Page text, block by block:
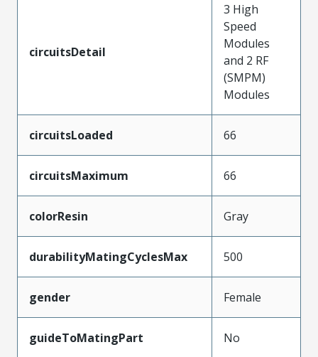
circuitsDetail
3 High
Speed
Modules
and 2 RF
(SMPM)
Modules
circuitsLoaded 66
circuitsMaximum 66
colorResin Gray
durabilityMatingCyclesMax 500
gender Female
guideToMatingPart No